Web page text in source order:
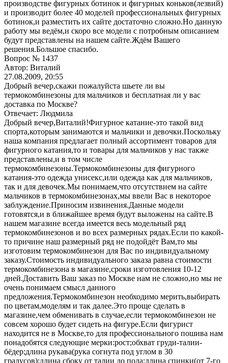
производстве фигурных ботинок и фигурных коньков(лезвий)
и производит более 40 моделей профессиональных фигурных
ботинок,и разместить их сайте достаточно сложно.Но данную
работу мы ведём,и скоро все модели с потробным описанием
будут представлены на нашем сайте.Ждём Вашего
решения.Большое спасибо.
Вопрос № 1437
Автор: Виталий
27.08.2009, 20:55
Добрый вечер,скажи пожалуйста шьете ли вы
термокомбинезоны для мальчиков и бесплатная ли у вас
доставка по Москве?
Отвечает: Людмила
Добрый вечер,Виталий!Фигурное катание-это такой вид
спорта,которым занимаются и мальчики и девочки.Поскольку
наша компания предлагает полный ассортимент товаров для
фигурного катания,то и товары для мальчиков у нас также
представлены,и в том числе
термокомбинезоны.Термокомбинезоны для фигурного
катания-это одежда унисекс,или одежда как для мальчиков,
так и для девочек.Мы понимаем,что отсутствием на сайте
мальчиков в термокомбинезонах,мы ввели Вас в некоторое
заблуждение.Приносим извинения.Данные модели
готовятся,и в ближайшее время будут выложены на сайте.В
нашем магазине всегда имеется весь модельный ряд
термокомбинезонов и во всех размерных рядах.Если по какой-
то причине наш размерный ряд не подойдёт Вам,то мы
изготовим термокомбинезон для Вас по индивидуальному
заказу.Стоимость индивидуального заказа равна стоимости
термокомбинезона в магазине,сроки изготовления 10-12
дней.Доставить Ваш заказ по Москве нам не сложно,но мы не
очень понимаем смысл данного
предложения.Термокомбинезон необходимо мерить,выбирать
по цветам,моделям и так далее.Это проще сделать в
магазине,чем обменивать в случае,если термокомбинезон не
совсем хорошо будет сидеть на фигуре.Если фигурист
находится не в Москве,то для профессионального пошива нам
понадобятся следующие мерки:рост;обхват груди-талии-
бёдер;длина рукава(рука согнута под углом в 30
градусов);длина сбоку от талии до пола;длина спинки(от 7-го